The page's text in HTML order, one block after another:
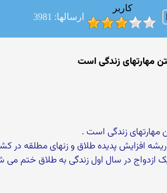
کاربر
ارسالها: 3981
مهارتهای زندگی است
مهارتهای زندگی است .
افزایش پدیده طلاق و زنهای مطلقه در
ازدواج در سال اول زندگی به طلاق ختم می